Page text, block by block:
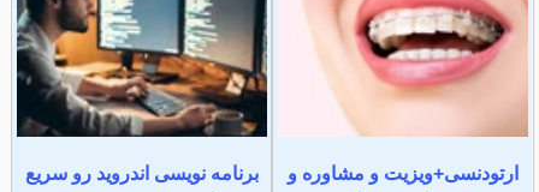
ارتودنسی+ویزیت و مشاوره و
برنامه نویسی اندروید رو سریع